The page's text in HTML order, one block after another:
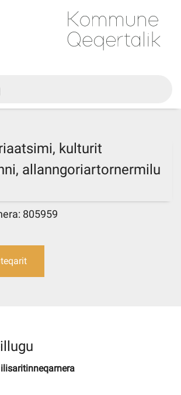
kulturit
allanngoriartornermilu
805959